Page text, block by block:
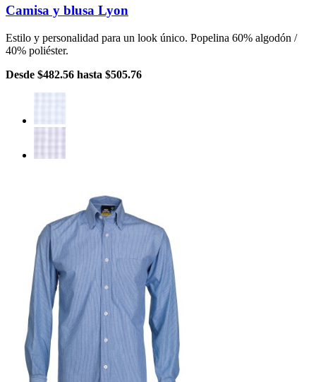
Camisa y blusa Lyon
Estilo y personalidad para un look único. Popelina 60% algodón /
40% poliéster.
Desde $482.56 hasta $505.76